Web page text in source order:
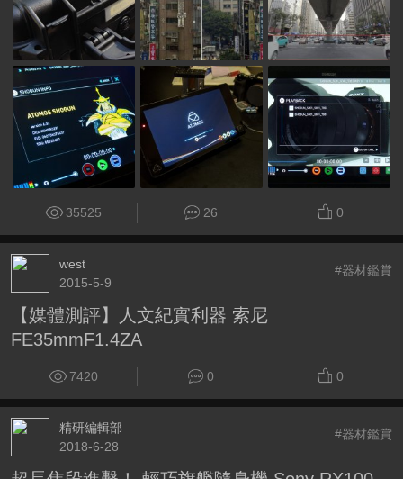
35525 26 0
west
2015-5-9
#器材鑑賞
【媒體測評】人文紀實利器 索尼
FE35mmF1.4ZA
7420 0 0
精研編輯部
2018-6-28
#器材鑑賞